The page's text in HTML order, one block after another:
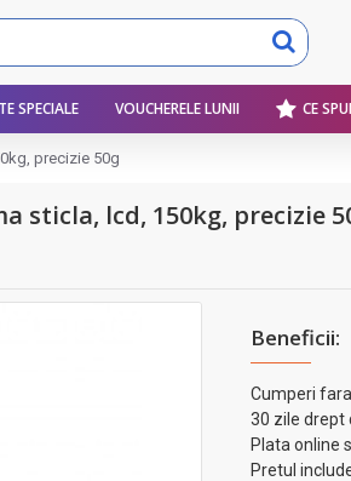
SPECIALE VOUCHERELE LUNII CE
precizie 50g
sticla, lcd, 150kg, precizie
Beneficii:
Cumperi
30 zile drept
Plata online
Pretul